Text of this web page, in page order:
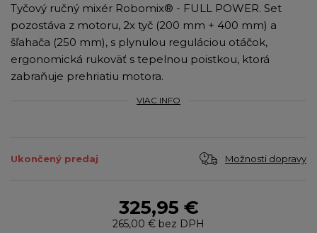
Tyčový ručný mixér Robomix® - FULL POWER. Set
pozostáva z motoru, 2x tyč (200 mm + 400 mm) a
šľahača (250 mm), s plynulou reguláciou otáčok,
ergonomická rukoväť s tepelnou poistkou, ktorá
zabraňuje prehriatiu motora.
VIAC INFO
Ukončený predaj Možnosti dopravy
325,95 €
265,00 € bez DPH